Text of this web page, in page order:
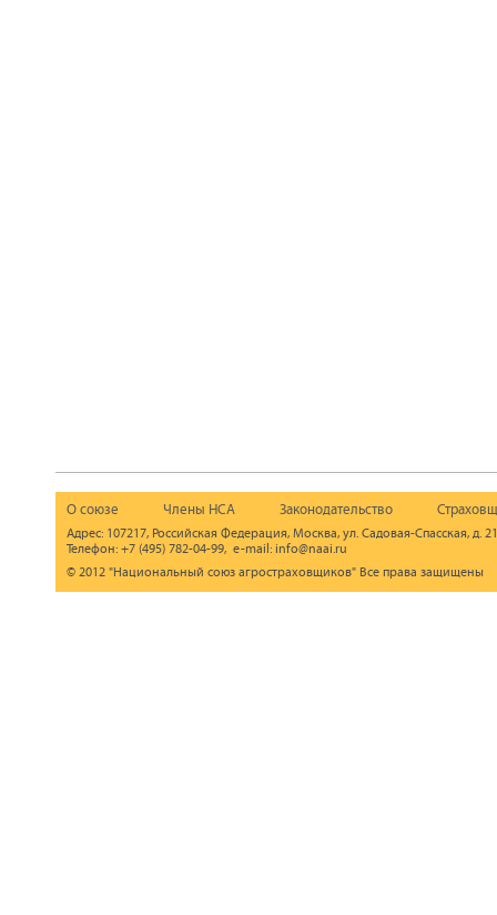
О союзе Члены НСА Законодательство
Адрес: 107217, Российская Федерация, Москва, ул. Садовая-Спасская, д.
Телефон: +7 (495) 782-04-99, e-mail: info@naai.ru
© 2012 "Национальный союз агростраховщиков" Все права защищены